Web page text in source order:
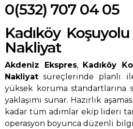
0(532) 707 04 05
Kadıköy
Nakliyat
Akdeniz Ekspres,
Kadıköy
Nakliyat süreçlerinde planlı
yüksek koruma standartlarına
yaklaşımı sunar. Hazırlık
kadar tüm adımlar ekip lideri
operasyon boyunca düzenli